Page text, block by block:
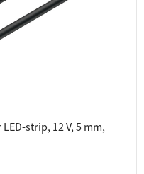
strip, 12 V, 5 mm,